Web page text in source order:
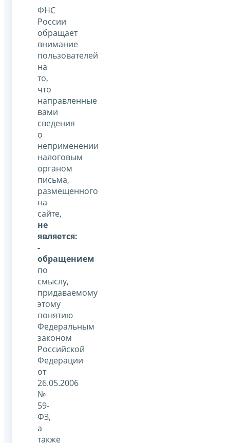
ФНС
России
обращает
внимание
пользователей
на
то,
что
направленные
вами
сведения
о
неприменении
налоговым
органом
письма,
размещенного
на
сайте,
не
является:
-
обращением
по
смыслу,
придаваемому
этому
понятию
Федеральным
законом
Российской
Федерации
от
26.05.2006
№
59-
ФЗ,
а
также